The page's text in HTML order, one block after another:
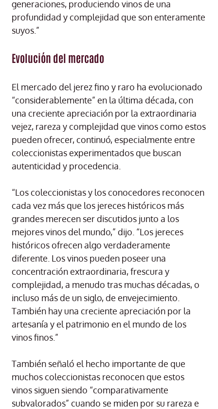
generaciones, produciendo vinos de una
profundidad y complejidad que son enteramente
suyos.”
Evolución del mercado
El mercado del jerez fino y raro ha evolucionado
“considerablemente” en la última década, con
una creciente apreciación por la extraordinaria
vejez, rareza y complejidad que vinos como estos
pueden ofrecer, continuó, especialmente entre
coleccionistas experimentados que buscan
autenticidad y procedencia.
“Los coleccionistas y los conocedores reconocen
cada vez más que los jereces históricos más
grandes merecen ser discutidos junto a los
mejores vinos del mundo,” dijo. “Los jereces
históricos ofrecen algo verdaderamente
diferente. Los vinos pueden poseer una
concentración extraordinaria, frescura y
complejidad, a menudo tras muchas décadas, o
incluso más de un siglo, de envejecimiento.
También hay una creciente apreciación por la
artesanía y el patrimonio en el mundo de los
vinos finos.”
También señaló el hecho importante de que
muchos coleccionistas reconocen que estos
vinos siguen siendo “comparativamente
subvalorados” cuando se miden por su rareza e